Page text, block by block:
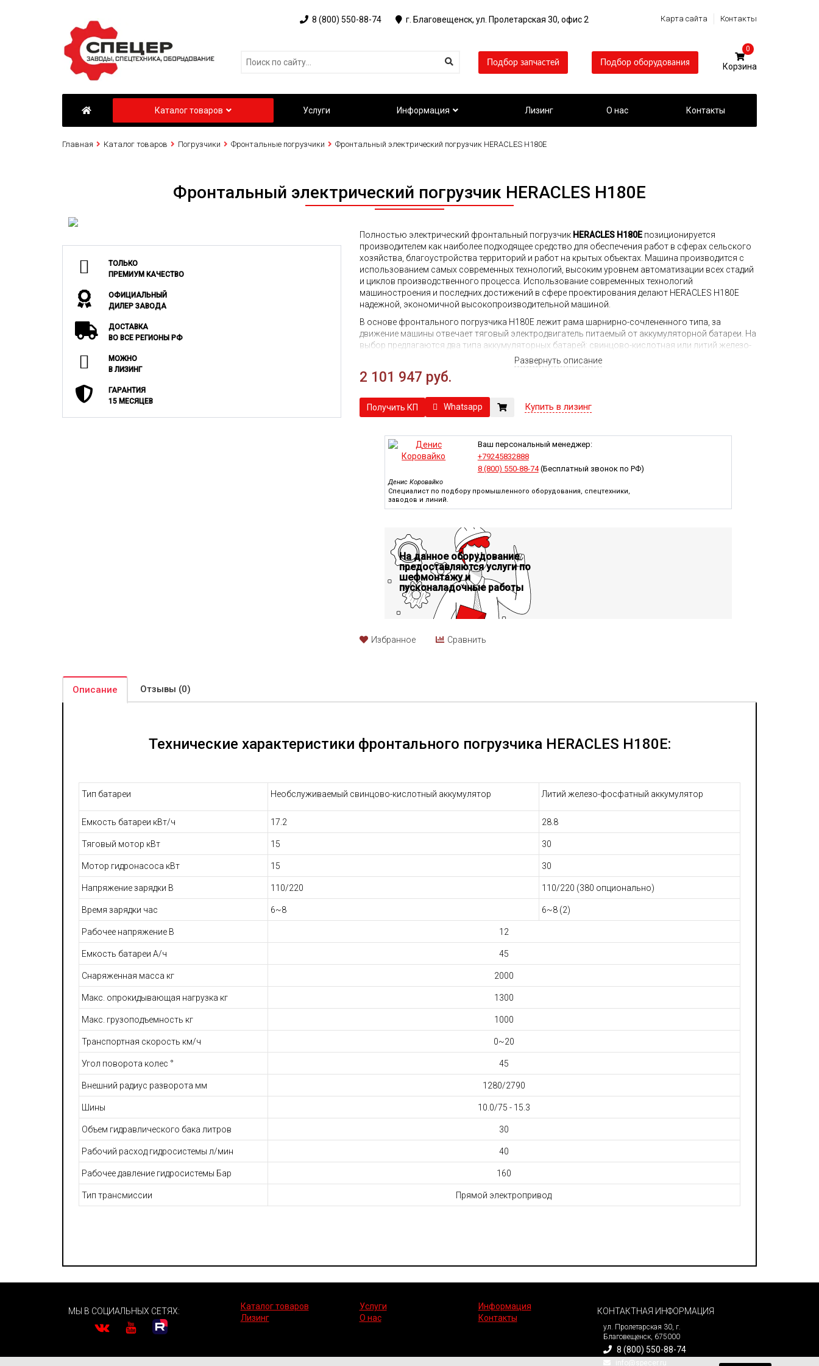
8 (800) 550-88-74 г. Благовещенск, ул. Пролетарская 30, офис 2 Карта сайта Контакты
Подбор запчастей Подбор оборудования
0
Каталог товаров Услуги Информация Лизинг О нас Контакты
Главная Каталог товаров Погрузчики Фронтальные погрузчики Фронтальный электрический погрузчик HERACLES H180E
Фронтальный электрический погрузчик HERACLES H180E
ТОЛЬКО
ПРЕМИУМ КАЧЕСТВО
ОФИЦИАЛЬНЫЙ
ДИЛЕР ЗАВОДА
ДОСТАВКА
ВО ВСЕ РЕГИОНЫ РФ
МОЖНО
В ЛИЗИНГ
ГАРАНТИЯ
15 МЕСЯЦЕВ
Полностью электрический фронтальный погрузчик HERACLES H180Eпозиционируется
производителем как наиболее подходящее средство для обеспечения работ в сферах сельского
хозяйства, благоустройства территорий и работ на крытых объектах. Машина производится с
использованием самых современных технологий, высоким уровнем автоматизации всех стадий
и циклов производственного процесса. Использование современных технологий
машиностроения и последних достижений в сфере проектирования делают HERACLES H180E
надежной, экономичной высокопроизводительной машиной.
В основе фронтального погрузчика H180E лежит рама шарнирно-сочлененного типа, за
движение машины отвечает тяговый электродвигатель питаемый от аккумуляторной батареи. На
выбор предлагаются два типа аккумуляторных батарей: свинцово-кислотная или литий железо-
фосфатная. Высокая емкость и отдаваемая мощность аккумуляторной батареи дополняемая
экономичностью электрооборудования дают погрузчику высокие показатели динамических
характеристик, вместе с большим запасом автономности работы.
В компании Спецер вы можете купить фронтальный электрический погрузчик HERACLES H180E
по самой низкой цене. В случае необходимости наши менеджеры ответят на все возникшие у вас
Развернуть описание
2 101 947 руб.
Получить КП Whatsapp Купить в лизинг
Ваш персональный менеджер:
+79245832888
8 (800) 550-88-74(Бесплатный звонок по РФ)
Денис Коровайко
Специалист по подбору промышленного оборудования, спецтехники,
заводов и линий.
На данное оборудование
предоставляются услуги по
шефмонтажу и
пусконаладочные работы
Избранное Сравнить
Описание Отзывы (0)
Технические характеристики фронтального погрузчика HERACLES H180E:
Тип батареи Необслуживаемый свинцово-кислотный аккумулятор Литий железо-фосфатный аккумулятор
Емкость батареи кВт/ч 17.2 28.8
Тяговый мотор кВт 15 30
Мотор гидронасоса кВт 15 30
Напряжение зарядки В 110/220 110/220 (380 опционально)
Время зарядки час 6~8 6~8 (2)
Рабочее напряжение В 12
Емкость батареи А/ч 45
Снаряженная масса кг 2000
Макс. опрокидывающая нагрузка кг 1300
Макс. грузоподъемность кг 1000
Транспортная скорость км/ч 0~20
Угол поворота колес ° 45
Внешний радиус разворота мм 1280/2790
Шины 10.0/75 - 15.3
Объем гидравлического бака литров 30
Рабочий расход гидросистемы л/мин 40
Рабочее давление гидросистемы Бар 160
Тип трансмиссии Прямой электропривод
МЫ В СОЦИАЛЬНЫХ СЕТЯХ: Каталог товаров Услуги
Информация
Лизинг
О нас Контакты
КОНТАКТНАЯ ИНФОРМАЦИЯ
ул. Пролетарская 30, г.
Благовещенск, 675000
8 (800) 550-88-74
info@specer.ru